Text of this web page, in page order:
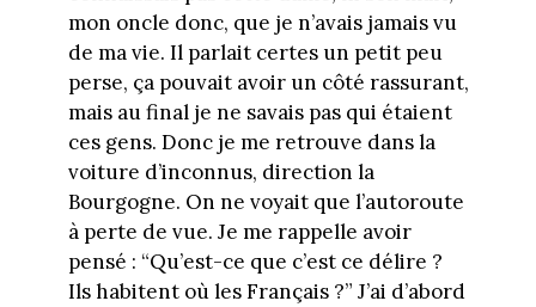
mon oncle donc, que je n’avais jamais vu
de ma vie. Il parlait certes un petit peu
perse, ça pouvait avoir un côté rassurant,
mais au final je ne savais pas qui étaient
ces gens. Donc je me retrouve dans la
voiture d’inconnus, direction la
Bourgogne. On ne voyait que l’autoroute
à perte de vue. Je me rappelle avoir
pensé : “Qu’est-ce que c’est ce délire ?
Ils habitent où les Français ?” J’ai d’abord